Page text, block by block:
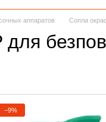
аппаратов Сопла
−9%